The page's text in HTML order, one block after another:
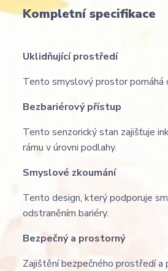
Kompletní specifikace
Uklidňující prostředí
Tento smyslový prostor pomáhá
Bezbariérový přístup
Tento senzorický stan zajišťuje
rámu v úrovni podlahy.
Smyslové zkoumání
Tento design, který podporuje
odstraněním bariéry.
Bezpečný a prostorný
Zajištění bezpečného prostředí